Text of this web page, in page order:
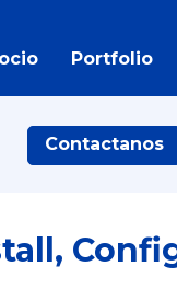
Portfolio
Contactanos